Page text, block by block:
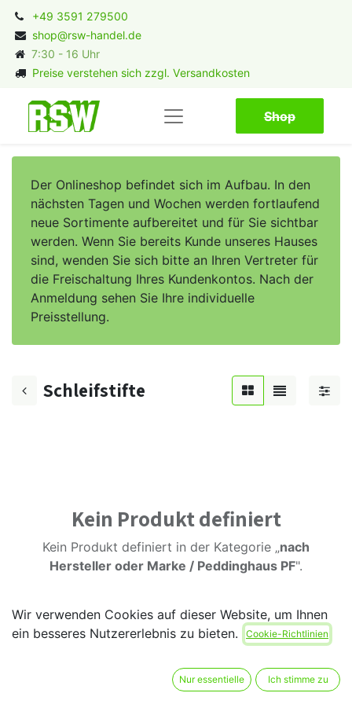
+49 3591 279500
shop@rsw-handel.de
7:30 - 16 Uhr
Preise verstehen sich zzgl. Versandkosten
Shop​​​​
Der Onlineshop befindet sich im Aufbau. In den
nächsten Tagen und Wochen werden fortlaufend
neue Sortimente aufbereitet und für Sie sichtbar
werden. Wenn Sie bereits Kunde unseres Hauses
sind, wenden Sie sich bitte an Ihren Vertreter für
die Freischaltung Ihres Kundenkontos. Nach der
Anmeldung sehen Sie Ihre individuelle
Preisstellung.
Schleifstifte
Kein Produkt definiert
Kein Produkt definiert in der Kategorie „nach
Hersteller oder Marke / Peddinghaus PF".
Wir verwenden Cookies auf dieser Website, um Ihnen
ein besseres Nutzererlebnis zu bieten.
Cookie-Richtlinien
Nur essentielle Ich stimme zu